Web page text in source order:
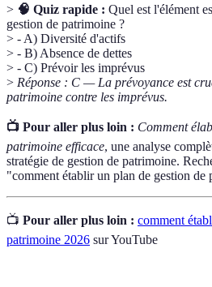
> 🧠 Quiz rapide : Quel est l'élément
gestion de patrimoine ?
> - A) Diversité d'actifs
> - B) Absence de dettes
> - C) Prévoir les imprévus
> Réponse : C — La prévoyance est
patrimoine contre les imprévus.
📺 Pour aller plus loin : Comment
patrimoine efficace, une analyse
stratégie de gestion de patrimoine.
"comment établir un plan de gestion de
📺 Pour aller plus loin : comment
patrimoine 2026 sur YouTube